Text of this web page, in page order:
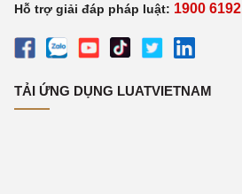
Hỗ trợ giải đáp pháp luật: 1900 6192
TẢI ỨNG DỤNG LUATVIETNAM